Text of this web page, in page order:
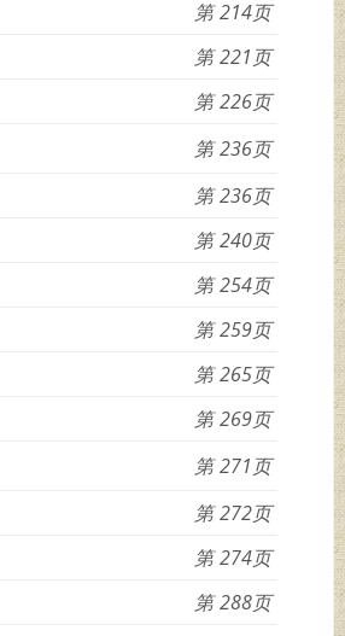
214
221
226
236
236
240
254
259
265
269
271
272
274
288